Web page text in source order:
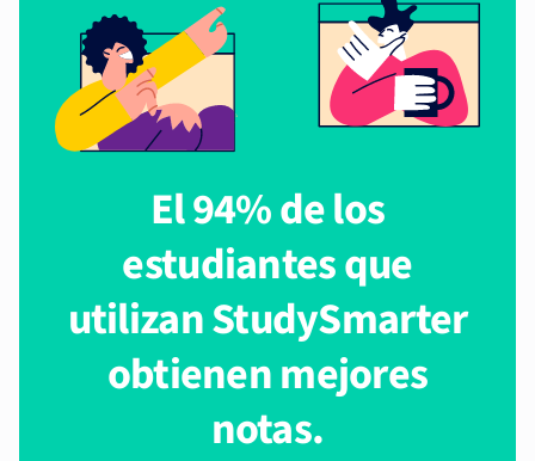
El 94% de los
estudiantes que
utilizan StudySmarter
obtienen mejores
notas.